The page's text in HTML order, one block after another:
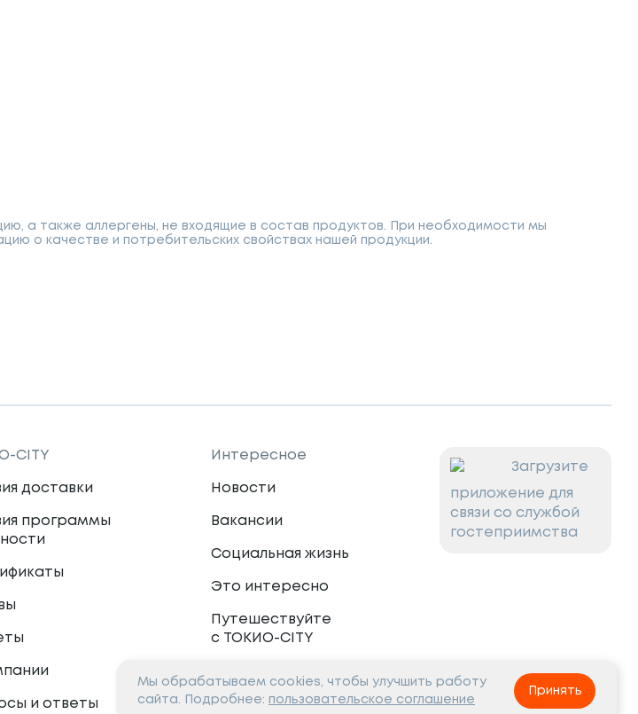
а также аллергены, не входящие в состав продуктов. При необходимости мы
о качестве и потребительских свойствах нашей продукции.
CITY
доставки
программы
и ответы
Интересное
Новости
Вакансии
Социальная жизнь
Это интересно
Путешествуйте
с ТОКИО-CITY
Партнёрам
Загрузите
приложение для
связи со службой
гостеприимства
Мы обрабатываем cookies, чтобы улучшить работу
сайта. Подробнее: пользовательское соглашение
Принять